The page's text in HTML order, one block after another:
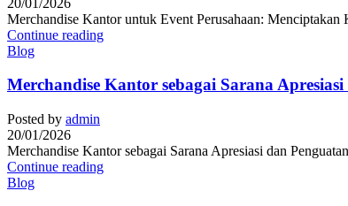
Merchandise Kantor untuk Event Perusahaan: Menciptakan
Continue reading
Blog
Merchandise Kantor sebagai Sarana
Posted by admin
20/01/2026
Merchandise Kantor sebagai Sarana Apresiasi dan
Continue reading
Blog